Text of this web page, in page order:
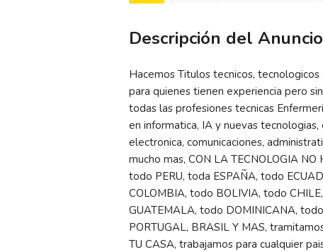
Descripción del Anuncio
Hacemos Titulos tecnicos,
para quienes tienen experiencia pero
todas las profesiones tecnicas
en informatica, IA y nuevas
electronica, comunicaciones,
mucho mas, CON LA TECNOLOGIA
todo PERU, toda ESPAÑA, todo
COLOMBIA, todo BOLIVIA, todo
GUATEMALA, todo DOMINICANA,
PORTUGAL, BRASIL Y MAS,
TU CASA, trabajamos para cualquier